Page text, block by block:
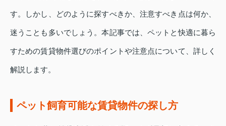
す。しかし、どのように探すべきか、注意すべき点は何か、
迷うことも多いでしょう。本記事では、ペットと快適に暮ら
すための賃貸物件選びのポイントや注意点について、詳しく
解説します。
ペット飼育可能な賃貸物件の探し方